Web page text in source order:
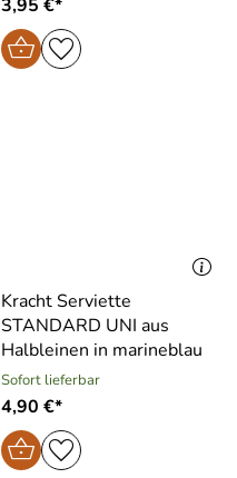
3,95 €*
Kracht Serviette
STANDARD UNI aus
Halbleinen in marineblau
Sofort lieferbar
4,90 €*